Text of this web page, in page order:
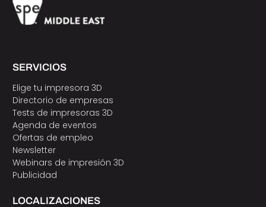
SERVICIOS
Elige tu impresora 3D
Directorio de empresas
Tests de impresoras 3D
Agenda de eventos
Ofertas de empleo
Newsletter
Webinars de impresión 3D
Publicidad
LOCALIZACIONES